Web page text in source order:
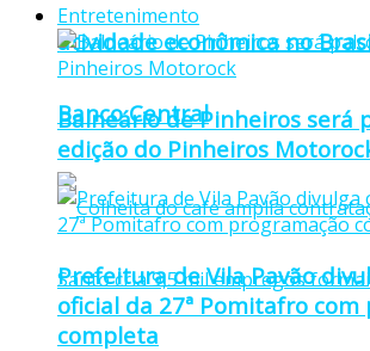
atividade econômica no
Banco Central
Entretenimento
Balneário de Pinheiros será
edição do Pinheiros
Prefeitura de Vila Pavão
oficial da 27ª Pomitafro com
completa